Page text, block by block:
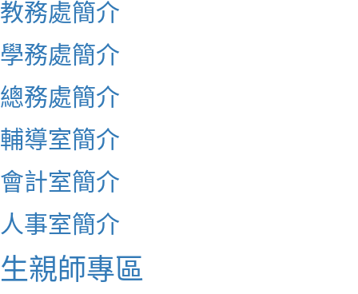
教務處簡介
學務處簡介
總務處簡介
輔導室簡介
會計室簡介
人事室簡介
生親師專區